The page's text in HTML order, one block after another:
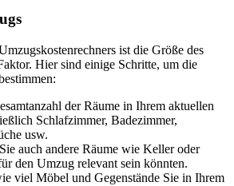
ist die Größe des
Hier sind einige Schritte, um die
der Räume in Ihrem aktuellen
Schlafzimmer, Badezimmer,
usw.
auch andere Räume wie Keller oder
den Umzug relevant sein könnten.
viel Möbel und Gegenstände Sie in Ihrem